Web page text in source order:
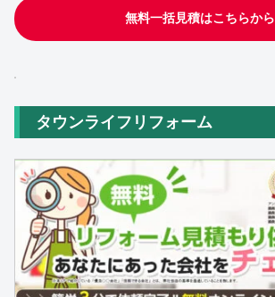
無料一括見積はこちらから
タウンライフリフォーム